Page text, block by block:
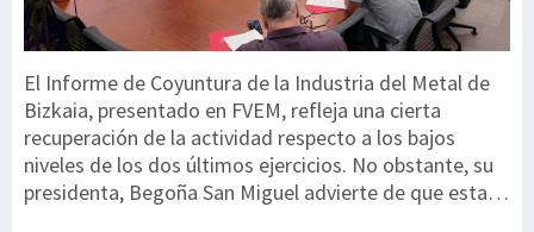
El Informe de Coyuntura de la Industria del Metal de
Bizkaia, presentado en FVEM, refleja una cierta
recuperación de la actividad respecto a los bajos
niveles de los dos últimos ejercicios. No obstante, su
presidenta, Begoña San Miguel advierte de que esta